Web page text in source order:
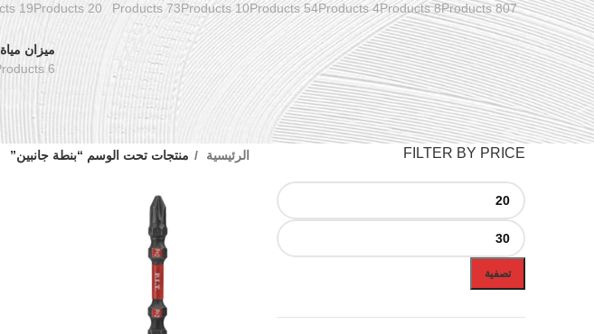
807 Products
8 Products
4 Products
54 Products
10 Products
73 Products
20 Products
19 Products
ميزان مياة
6 Products
FILTER BY PRICE
تصفية
الرئيسية منتجات تحت الوسم “بنطة جانبين”